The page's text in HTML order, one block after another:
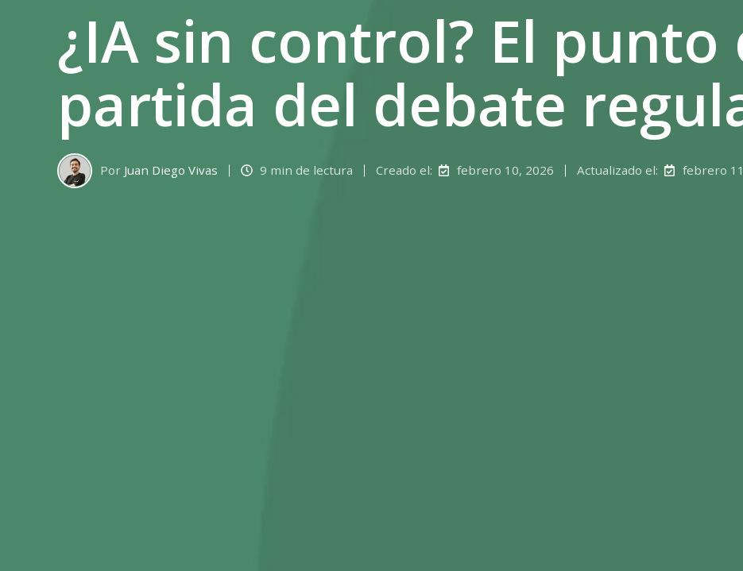
¿IA sin control? El punto
partida del debate
Por Juan Diego Vivas 9 min de lectura Creado el: febrero 10, 2026 Actualizado el: febrero